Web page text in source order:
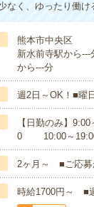
なく、ゆったり働け
熊本市中央区
新水前寺駅から
から---分
週2日～OK！■曜
【日勤のみ】
0 10:00～
2ヶ月～ ■ご応募
時給1700円～ ■